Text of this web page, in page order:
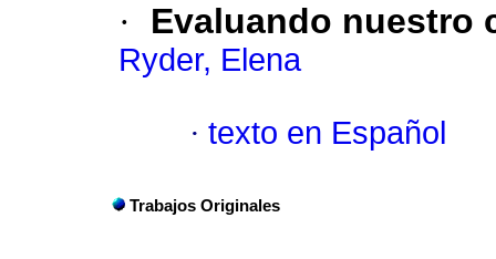
· Evaluando nuestro
Ryder, Elena
· texto en Español
Trabajos Originales